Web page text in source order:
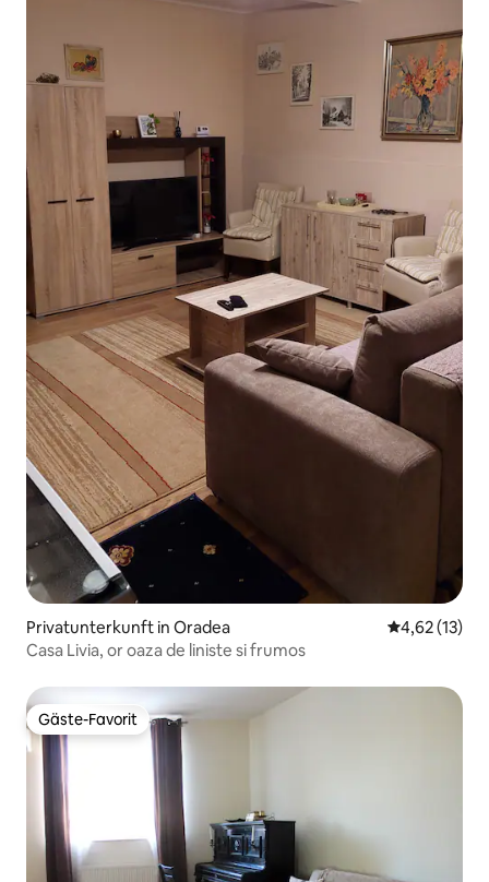
Privatunterkunft in Oradea
4,62 (13)
Casa Livia, or oaza de liniste si frumos
Gäste-Favorit
Gäste-Favorit